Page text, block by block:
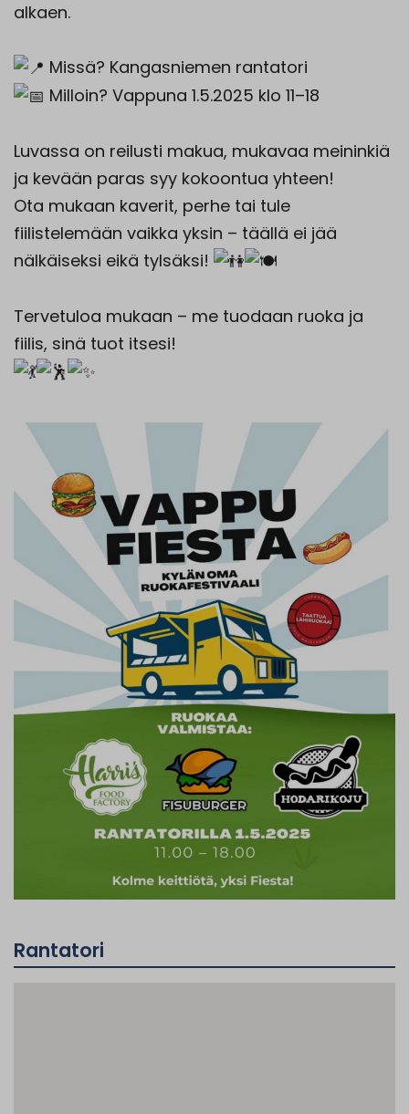
alkaen.
Missä? Kangasniemen rantatori
Milloin? Vappuna 1.5.2025 klo 11–18
Luvassa on reilusti makua, mukavaa meininkiä
ja kevään paras syy kokoontua yhteen!
Ota mukaan kaverit, perhe tai tule
fiilistelemään vaikka yksin – täällä ei jää
nälkäiseksi eikä tylsäksi!
Tervetuloa mukaan – me tuodaan ruoka ja
fiilis, sinä tuot itsesi!
Rantatori